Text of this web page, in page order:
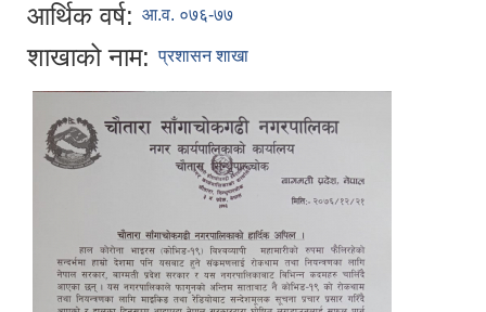
आर्थिक वर्ष: आ.व. ०७६-७७
शाखाको नाम: प्रशासन शाखा